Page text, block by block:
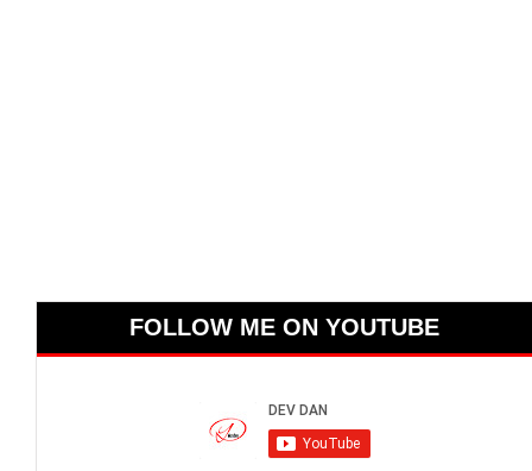
FOLLOW ME ON YOUTUBE